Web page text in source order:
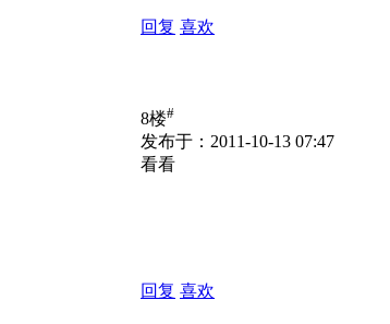
回复 喜欢
8楼#
发布于：2011-10-13 07:47
看看
回复 喜欢